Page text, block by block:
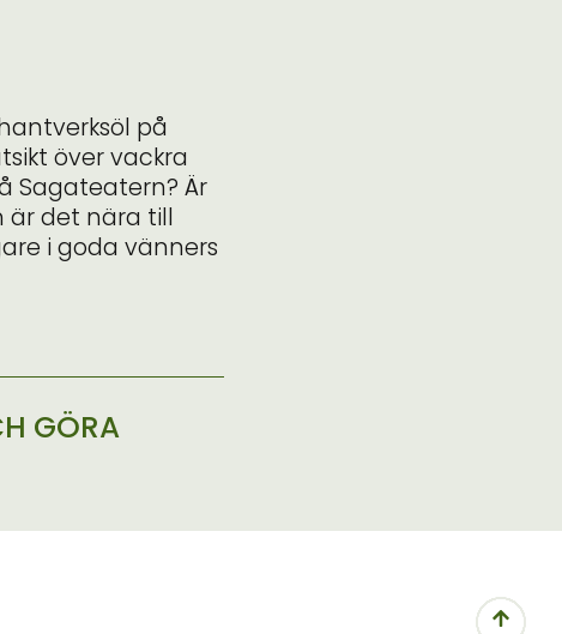
på
över vackra
Sagateatern? Är
är det nära till
i goda vänners
GÖRA